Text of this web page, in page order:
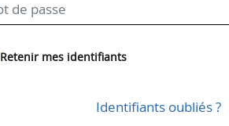
Retenir mes identifiants
Identifiants oubliés ?